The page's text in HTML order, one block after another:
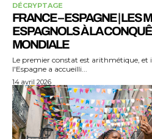
DÉCRYPTAGE
FRANCE – ESPAGNE | LES
ESPAGNOLS À LA
MONDIALE
Le premier constat est arithmétique, et
l'Espagne a accueilli...
14 avril 2026